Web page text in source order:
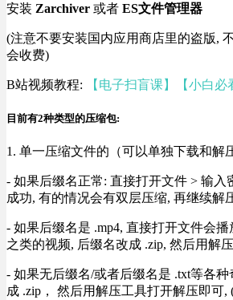
安装 Zarchiver 或者 ES文件管理器
(注意不要安装国内应用商店里的盗版,
会收费)
B站视频教程: 【电子扫盲课】【小白
目前有2种类型的压缩包:
1. 单一压缩文件的（可以单独下载和解
- 如果后缀名正常: 直接打开文件 > 输入
成功, 有的情况会有双层压缩, 再继续解
- 如果后缀名是 .mp4, 直接打开文件会
之类的视频, 后缀名改成 .zip, 然后用解
- 如果无后缀名/或者后缀名是 .txt等各
成 .zip， 然后用解压工具打开解压即可,